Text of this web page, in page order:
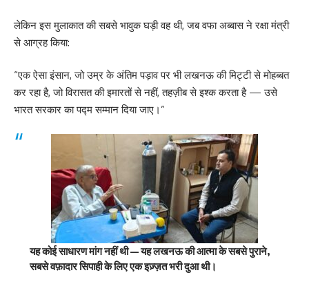
लेकिन इस मुलाकात की सबसे भावुक घड़ी वह थी, जब वफा अब्बास ने रक्षा मंत्री
से आग्रह किया:
“एक ऐसा इंसान, जो उम्र के अंतिम पड़ाव पर भी लखनऊ की मिट्टी से मोहब्बत
कर रहा है, जो विरासत की इमारतों से नहीं, तहज़ीब से इश्क करता है — उसे
भारत सरकार का पद्म सम्मान दिया जाए।”
यह कोई साधारण मांग नहीं थी — यह लखनऊ की आत्मा के सबसे पुराने,
सबसे वफ़ादार सिपाही के लिए एक इज़्ज़त भरी दुआ थी।